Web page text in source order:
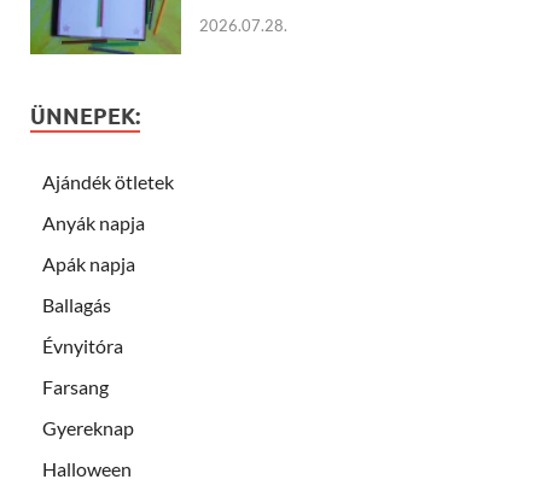
2026.07.28.
ÜNNEPEK:
Ajándék ötletek
Anyák napja
Apák napja
Ballagás
Évnyitóra
Farsang
Gyereknap
Halloween